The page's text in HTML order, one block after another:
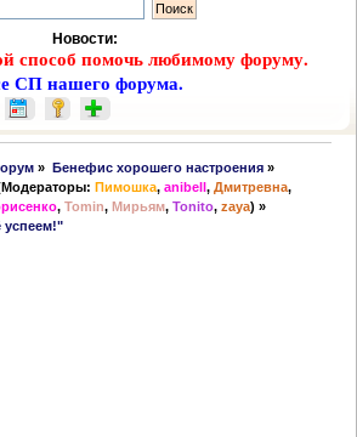
Новости:
способ помочь любимому форуму.
СП нашего форума.
» Бенефис хорошего настроения»
Пимошка,anibell,Дмитревна,
,Tomin,Мирьям,Tonito,zaya) »
успеем!"